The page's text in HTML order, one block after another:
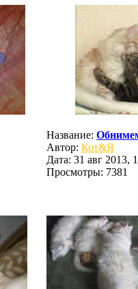
Название:
Автор: Кот&Я
Дата: 31 авг 2013,
Просмотры: 7381